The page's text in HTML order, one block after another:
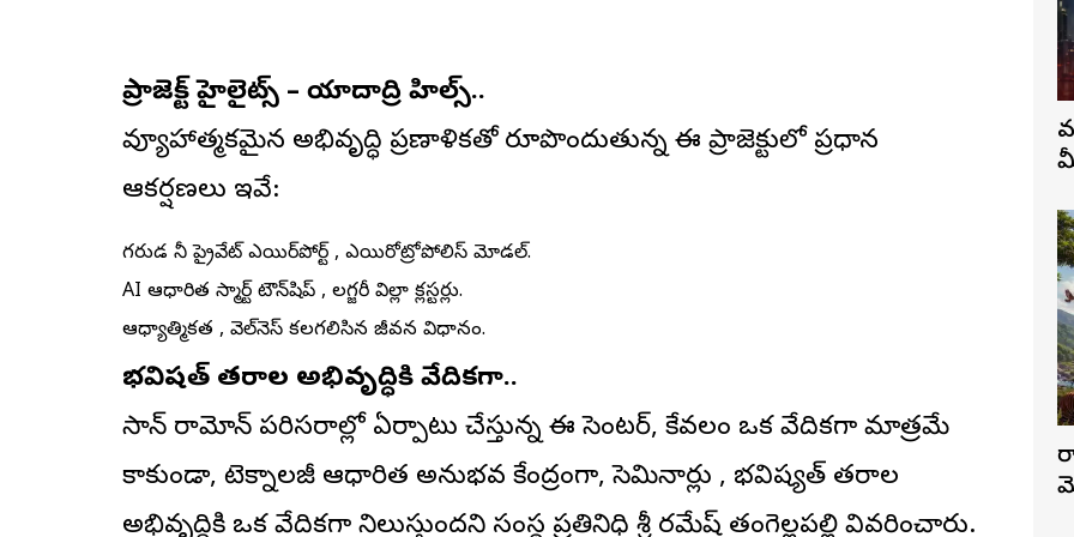
ప్రాజెక్ట్ హైలైట్స్ – యాదాద్రి హిల్స్..
వ్యూహాత్మకమైన అభివృద్ధి ప్రణాళికతో రూపొందుతున్న ఈ ప్రాజెక్టులో ప్రధాన
ఆకర్షణలు ఇవే:
గరుడ మినీ ప్రైవేట్ ఎయిర్‌పోర్ట్ , ఎయిరోట్రోపోలిస్ మోడల్.
AI ఆధారిత స్మార్ట్ టౌన్‌షిప్ , లగ్జరీ విల్లా క్లస్టర్లు.
ఆధ్యాత్మికత , వెల్‌నెస్‌ కలగలిసిన జీవన విధానం.
భవిష్యత్ తరాల అభివృద్ధికి వేదికగా..
సాన్ రామోన్ పరిసరాల్లో ఏర్పాటు చేస్తున్న ఈ సెంటర్, కేవలం ఒక వేదికగా మాత్రమే
కాకుండా, టెక్నాలజీ ఆధారిత అనుభవ కేంద్రంగా, సెమినార్లు , భవిష్యత్ తరాల
అభివృద్ధికి ఒక వేదికగా నిలుస్తుందని సంస్థ ప్రతినిధి శ్రీ రమేష్ తంగెల్లపల్లి వివరించారు.